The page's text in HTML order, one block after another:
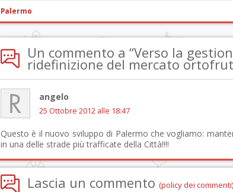
Palermo
Un commento a “Verso la
ridefinizione del mercato
angelo
25 Ottobre 2012 alle 18:47
Questo è il nuovo sviluppo di Palermo che vogliamo:
in una delle strade più trafficate della Città!!!!
Lascia un commento (policy dei commenti)